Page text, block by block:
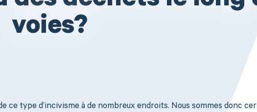
voies?
ce type d’incivisme à de nombreux endroits. Nous sommes donc